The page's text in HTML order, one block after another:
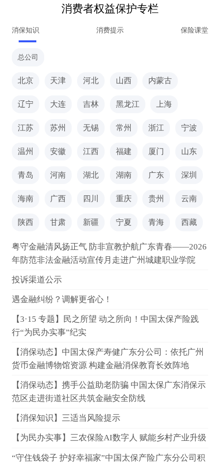
消费者权益保护专栏
消保知识 消费提示 保险课堂
总公司
北京 天津 河北 山西 内蒙古
辽宁 大连 吉林 黑龙江 上海
江苏 苏州 无锡 常州 浙江 宁波
温州 安徽 江西 福建 厦门 山东
青岛 河南 湖北 湖南 广东 深圳
海南 广西 四川 重庆 贵州 云南
陕西 甘肃 新疆 宁夏 青海 西藏
粤守金融清风扬正气 防非宣教护航广东青春——2026
年防范非法金融活动宣传月走进广州城建职业学院
投诉渠道公示
遇金融纠纷？调解更省心！
【3·15 专题】民之所望 动之所向！中国太保产险践
行“为民办实事”纪实
【消保动态】中国太保产寿健广东分公司：依托广州
货币金融博物馆资源 构建金融消保教育长效阵地
【消保动态】携手公益助老防骗 中国太保广东消保示
范区走进街道社区共筑金融安全防线
【消保知识】三适当风险提示
【为民办实事】三农保险AI数字人 赋能乡村产业升级
“守住钱袋子 护好幸福家”中国太保产险广东分公司积